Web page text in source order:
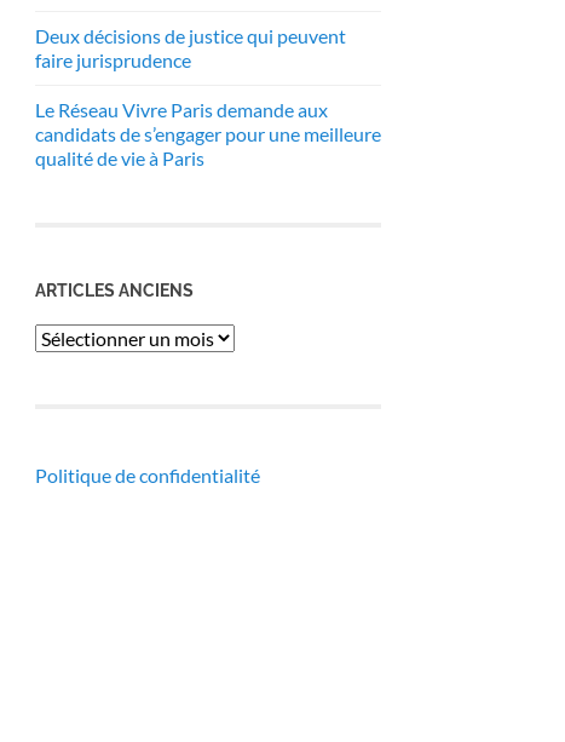
Deux décisions de justice qui peuvent
faire jurisprudence
Le Réseau Vivre Paris demande aux
candidats de s’engager pour une meilleure
qualité de vie à Paris
ARTICLES ANCIENS
Articles
Politique de confidentialité